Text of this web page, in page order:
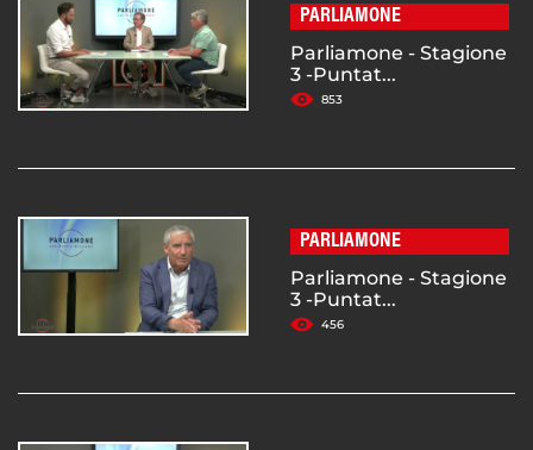
PARLIAMONE
Parliamone - Stagione
3 -Puntat...
853
PARLIAMONE
Parliamone - Stagione
3 -Puntat...
456